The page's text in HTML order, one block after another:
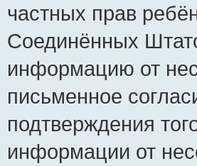
частных прав
Соединённых
информацию от
письменное
подтверждения
информации от